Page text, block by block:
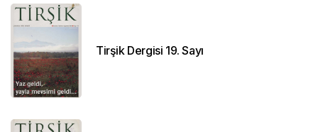
Tirşik Dergisi 19. Sayı